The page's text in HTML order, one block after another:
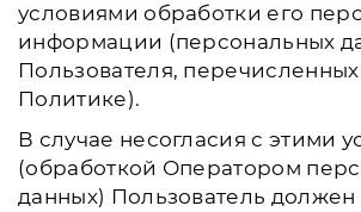
условиями обработки его
информации (персональных
Пользователя,
Политике).
В случае несогласия с этими
(обработкой Оператором
данных) Пользователь должен